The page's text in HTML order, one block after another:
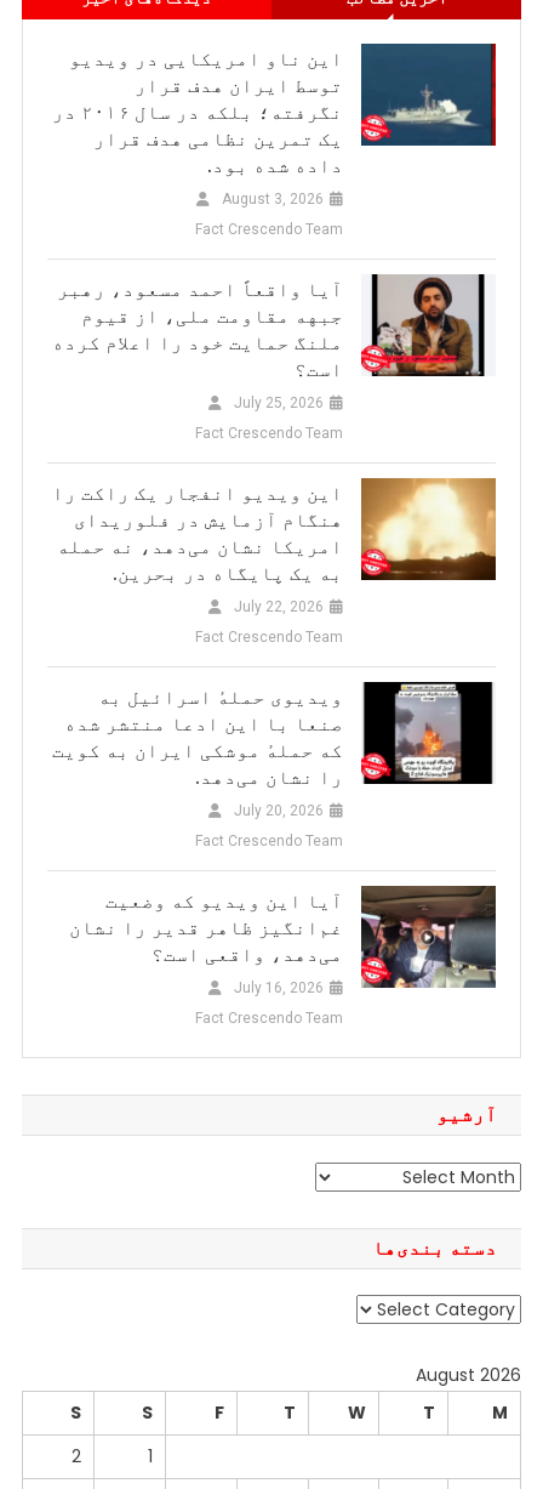
این ناو امریکایی در ویدیو
توسط ایران هدف قرار
نگرفته؛ بلکه در سال ۲۰۱۶ در
یک تمرین نظامی هدف قرار
داده شده بود.
August 3, 2026
Fact Crescendo Team
آیا واقعاً احمد مسعود، رهبر
جبهه مقاومت ملی، از قیوم
ملنگ حمایت خود را اعلام کرده
است؟
July 25, 2026
Fact Crescendo Team
این ویدیو انفجار یک راکت را
هنگام آزمایش در فلوریدای
امریکا نشان می‌دهد، نه حمله
به یک پایگاه در بحرین.
July 22, 2026
Fact Crescendo Team
ویدیوی حملهٔ اسرائیل به
صنعا با این ادعا منتشر شده
که حملهٔ موشکی ایران به کویت
را نشان می‌دهد.
July 20, 2026
Fact Crescendo Team
آیا این ویدیو که وضعیت
غم‌انگیز ظاهر قدیر را نشان
می‌دهد، واقعی است؟
July 16, 2026
Fact Crescendo Team
آرشیو
آرشیو
دسته بندی‌ها
دسته
August 2026
M
T
W
T
F
S
S
1
2